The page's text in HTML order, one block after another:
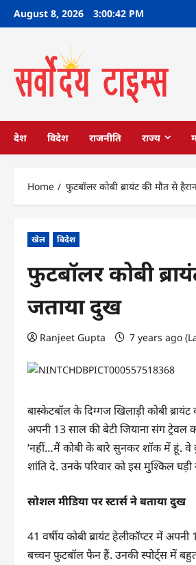
SkipAugust 8, 2026 3:00:42 PM
देश विदेश राजनीति राज्य
Home फुटबॉलर कोबी ब्रायंट की मौत से
खेल विदेश
फुटबॉलर कोबी
जताया दुख
Ranjeet Gupta 7 years ago
बास्केटबॉल के दिग्गज खिलाड़ी कोबी
अपनी 13 साल की बेटी जियाना संग
‘नहीं…मैं कोबी के बारे सुनकर शॉक में हूं.
शांति दे. उनके परिवार को इस मुश्किल घड़ी
सोशल मीडिया पर स्टार्स ने बताया दुख
41 वर्षीय कोबी ब्रायंट हेलीकॉप्टर में
बच्चन फुटबॉल फैन हैं. उनकी स्पोर्ट्स में